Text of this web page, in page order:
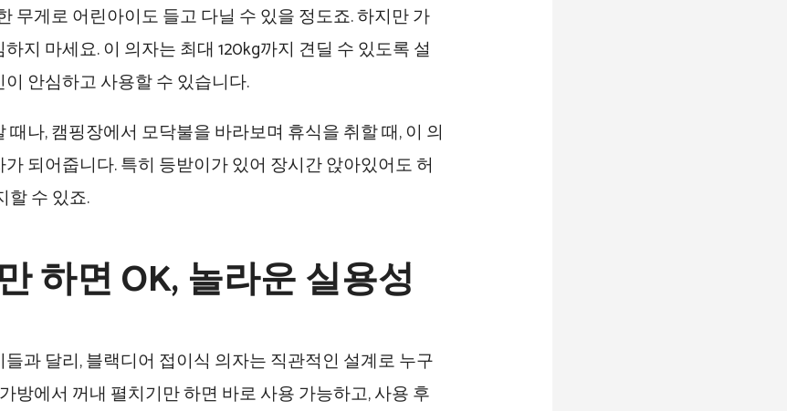
무게로 어린아이도 들고 다닐 수 있을 정도죠. 하지만 가
지 마세요. 이 의자는 최대 120kg까지 견딜 수 있도록 설
안심하고 사용할 수 있습니다.
나, 캠핑장에서 모닥불을 바라보며 휴식을 취할 때, 이 의
되어줍니다. 특히 등받이가 있어 장시간 앉아있어도 허
할 수 있죠.
하면 OK, 놀라운 실용성
과 달리, 블랙디어 접이식 의자는 직관적인 설계로 누구
방에서 꺼내 펼치기만 하면 바로 사용 가능하고, 사용 후